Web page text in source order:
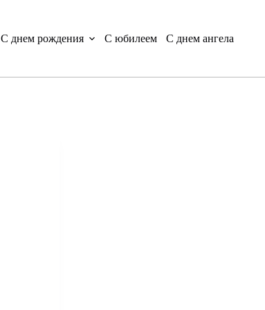
С днем рождения С юбилеем С днем ангела